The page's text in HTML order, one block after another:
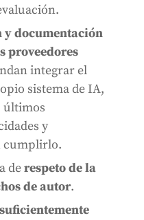
documentación
proveedores
integrar el
sistema de IA,
últimos
y
cumplirlo.
derespeto de la
de autor.